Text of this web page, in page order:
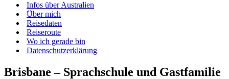
Infos über Australien
Über mich
Reisedaten
Reiseroute
Wo ich gerade bin
Datenschutzerklärung
Brisbane – Sprachschule und Gastfamilie